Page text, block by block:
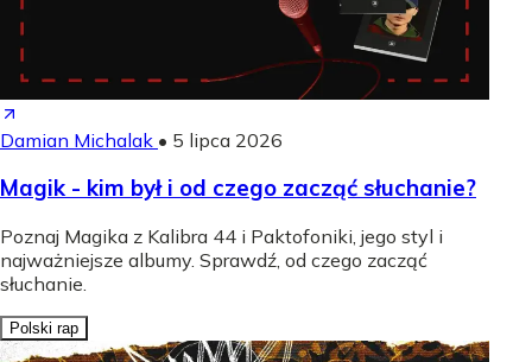
Damian Michalak • 5 lipca 2026
Magik - kim był i od czego zacząć słuchanie?
Poznaj Magika z Kalibra 44 i Paktofoniki, jego styl i
najważniejsze albumy. Sprawdź, od czego zacząć
słuchanie.
Polski rap